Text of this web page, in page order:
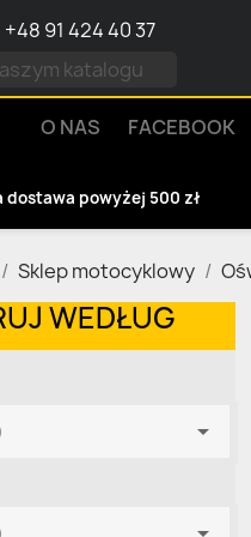
+48 91 424 40 37
O NAS FACEBOOK
dostawa powyżej 500 zł
Sklep motocyklowy
WEDŁUG
